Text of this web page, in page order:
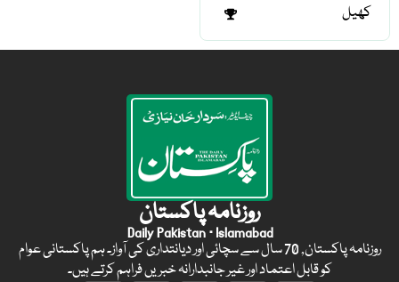
کھیل
روزنامہ پاکستان
Daily Pakistan · Islamabad
روزنامہ پاکستان, 70 سال سے سچائی اور دیانتداری کی آواز۔ ہم پاکستانی عوام
کو قابل اعتماد اور غیر جانبدارانہ خبریں فراہم کرتے ہیں۔